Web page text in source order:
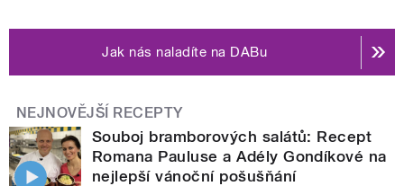
Jak nás naladíte na DABu
NEJNOVĚJŠÍ RECEPTY
Souboj bramborových salátů: Recept
Romana Pauluse a Adély Gondíkové na
nejlepší vánoční pošušňání